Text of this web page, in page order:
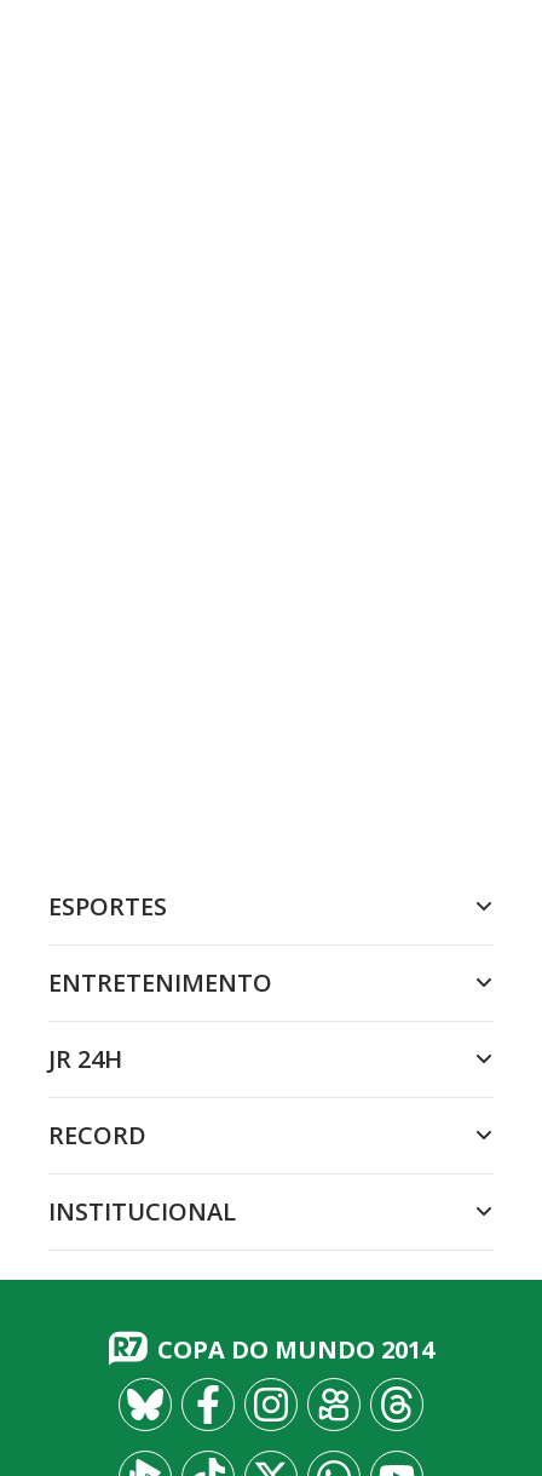
ESPORTES
ENTRETENIMENTO
JR 24H
RECORD
INSTITUCIONAL
COPA DO MUNDO 2014